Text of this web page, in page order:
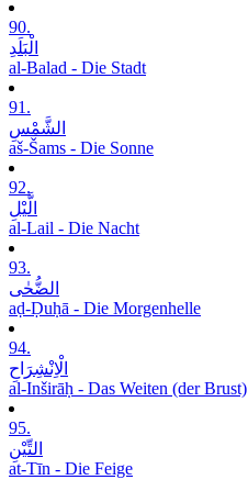
90.
الْبَلَدِ
al-Balad - Die Stadt
91.
الشَّمْسِ
aš-Šams - Die Sonne
92.
الَّیْلِ
al-Lail - Die Nacht
93.
الضُّحٰی
aḍ-Ḍuḥā - Die Morgenhelle
94.
الْاِنْشِرَاحِ
al-Inširāḥ - Das Weiten (der Brust)
95.
التِّیْنِ
at-Tīn - Die Feige